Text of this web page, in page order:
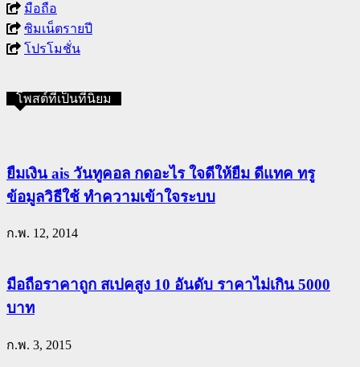
มือถือ
ซิมเน็ตรายปี
โปรโมชั่น
โพสต์ที่เป็นที่นิยม
ยืมเงิน ais วันทูคอล กดอะไร ใจดีให้ยืม ดีแทค ทรู
ข้อมูลวิธีใช้ ทำความเข้าใจระบบ
ก.พ. 12, 2014
มือถือราคาถูก สเปคสูง 10 อันดับ ราคาไม่เกิน 5000
บาท
ก.พ. 3, 2015